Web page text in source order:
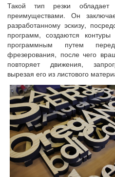
Такой тип резки
преимуществами. Он
разработанному эскизу,
программ, создаются
программным путем
фрезерования, после чего
повторяет движения,
вырезая его из листового